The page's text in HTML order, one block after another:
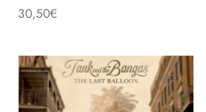
30,50€